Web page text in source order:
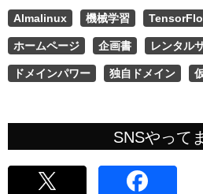
Almalinux 機械学習
ホームページ 企画書 レンタル
ドメインパワー 独自ドメイン
SNSやって